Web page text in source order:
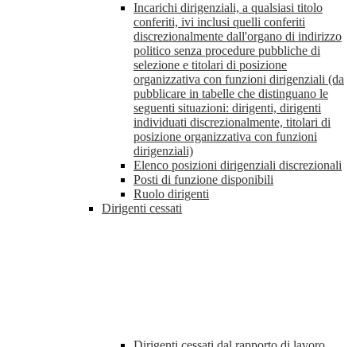
Incarichi dirigenziali, a qualsiasi titolo
conferiti, ivi inclusi quelli conferiti
discrezionalmente dall'organo di indirizzo
politico senza procedure pubbliche di
selezione e titolari di posizione
organizzativa con funzioni dirigenziali (da
pubblicare in tabelle che distinguano le
seguenti situazioni: dirigenti, dirigenti
individuati discrezionalmente, titolari di
posizione organizzativa con funzioni
dirigenziali)
Elenco posizioni dirigenziali discrezionali
Posti di funzione disponibili
Ruolo dirigenti
Dirigenti cessati